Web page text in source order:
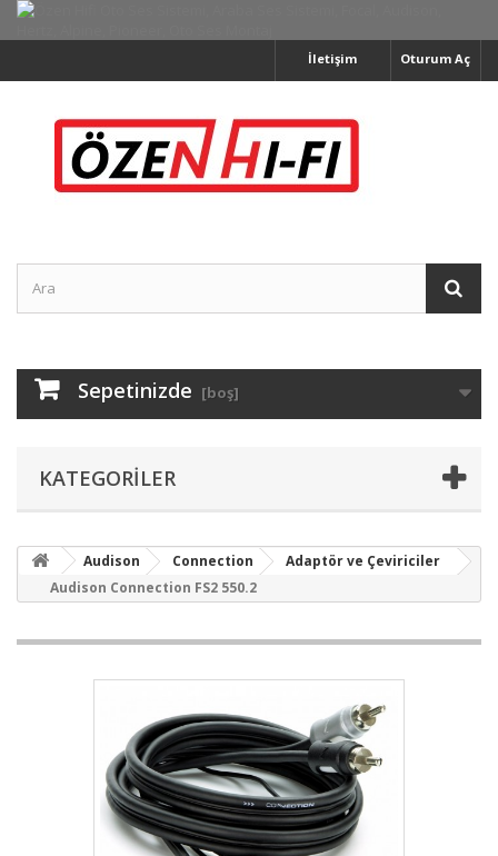
Oturum Aç
İletişim
Sepetinizde [boş]
KATEGORILER
Audison Connection
Adaptör ve Çeviriciler
Audison Connection FS2 550.2